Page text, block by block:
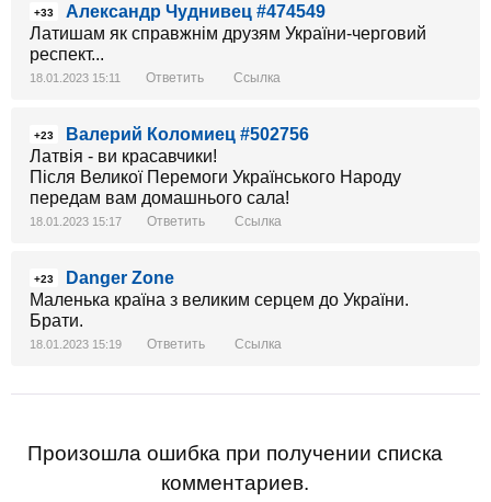
+33
Александр Чуднивец #474549
Латишам як справжнім друзям України-черговий
респект...
18.01.2023 15:11 Ответить Ссылка
+23
Валерий Коломиец #502756
Латвія - ви красавчики!
Після Великої Перемоги Українського Народу
передам вам домашнього сала!
18.01.2023 15:17 Ответить Ссылка
+23
Danger Zone
Маленька країна з великим серцем до України.
Брати.
18.01.2023 15:19 Ответить Ссылка
Произошла ошибка при получении списка
комментариев.